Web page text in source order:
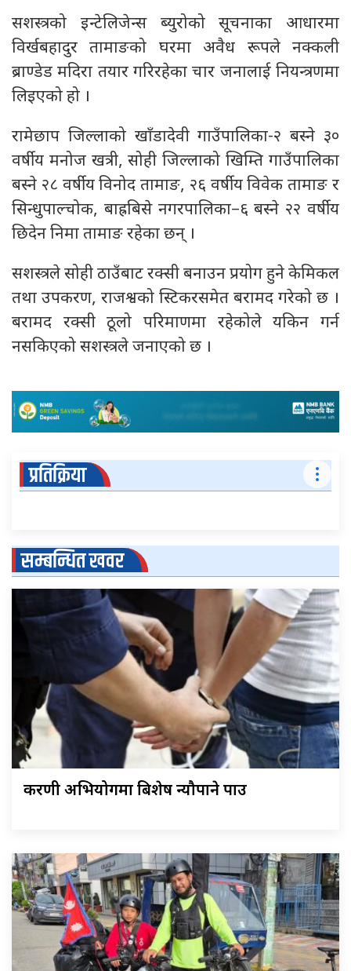
सशस्त्रको इन्टेलिजेन्स ब्युरोको सूचनाका आधारमा
विर्खबहादुर तामाङको घरमा अवैध रूपले नक्कली
ब्राण्डेड मदिरा तयार गरिरहेका चार जनालाई नियन्त्रणमा
लिइएको हो ।
रामेछाप जिल्लाको खाँडादेवी गाउँपालिका-२ बस्ने ३०
वर्षीय मनोज खत्री, सोही जिल्लाको खिम्ति गाउँपालिका
बस्ने २८ वर्षीय विनोद तामाङ, २६ वर्षीय विवेक तामाङ र
सिन्धुपाल्चोक, बाह्रबिसे नगरपालिका–६ बस्ने २२ वर्षीय
छिदेन निमा तामाङ रहेका छन् ।
सशस्त्रले सोही ठाउँबाट रक्सी बनाउन प्रयोग हुने केमिकल
तथा उपकरण, राजश्वको स्टिकरसमेत बरामद गरेको छ ।
बरामद रक्सी ठूलो परिमाणमा रहेकोले यकिन गर्न
नसकिएको सशस्त्रले जनाएको छ ।
प्रतिक्रिया
सम्बन्धित खवर
करणी अभियोगमा बिशेष न्यौपाने पक्राउ